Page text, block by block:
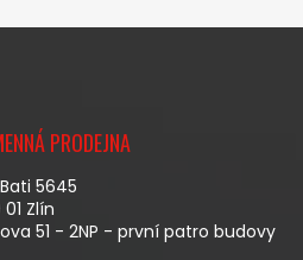
PRODEJNA
5645
Zlín
51 - 2NP - první patro budovy